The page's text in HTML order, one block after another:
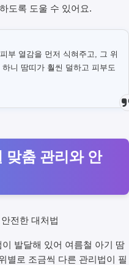
도록 도울 수 있어요.
부 열감을 먼저 식혀주고, 그 위
니 땀띠가 훨씬 덜하고 피부도
맞춤 관리와 안
발달해 있어 여름철 아기 땀
별로 조금씩 다른 관리법이 필